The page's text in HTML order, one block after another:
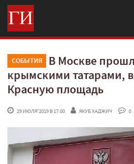
СОБЫТИЯ
В Москве
крымскими татарами,
Красную площадь
29 ИЮЛЯ'2019 В 17:00 ЯКУБ ХАДЖИЧ 0